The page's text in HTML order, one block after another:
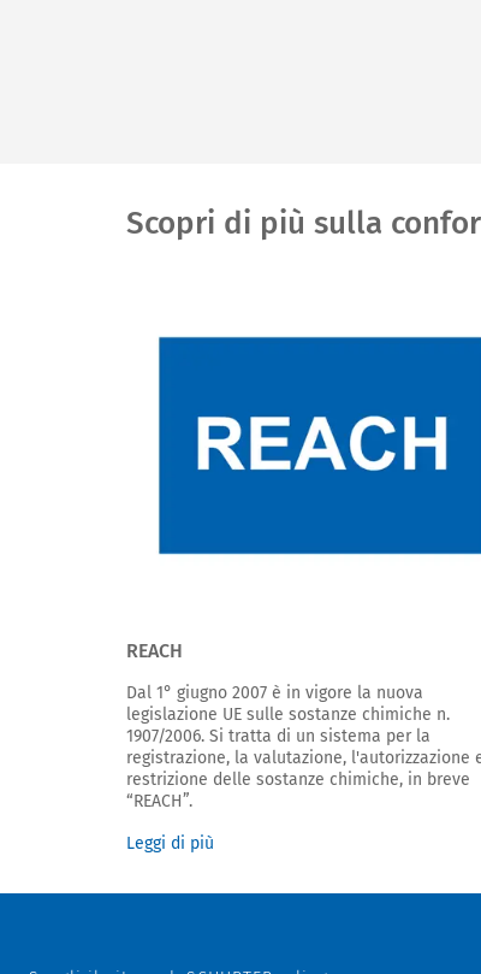
Scopri di più sulla
REACH
Dal 1° giugno 2007 è in vigore la nuova
legislazione UE sulle sostanze chimiche n.
1907/2006. Si tratta di un sistema per la
registrazione, la valutazione, l'autorizzazione
restrizione delle sostanze chimiche, in breve
“REACH”.
Leggi di più